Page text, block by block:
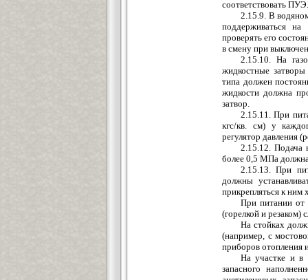
соответствовать ПУЭ.
2.15.9. В
поддерживаться на
проверять его
в смену при
2.15.10. На
жидкостные затворы
типа должен
жидкости должна
затвор.
2.15.11. При
кгс/кв. см) у
регулятор давления
2.15.12. Подача
более 0,5 МПа
2.15.13. При
должны
прикрепляться к ним
При питании от
(горелкой и резаком)
На стойках
(например, с
приборов отопления
На участке и в
запасного